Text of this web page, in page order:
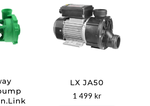
LX JA50
1 499 kr